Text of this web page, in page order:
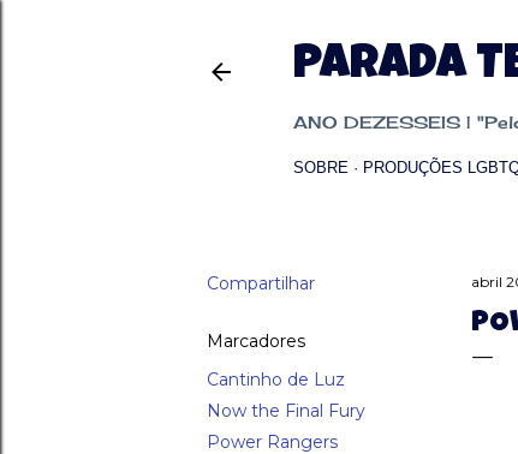
PARADA
ANO DEZESSEIS |
SOBRE PRODUÇÕES
Compartilhar
Marcadores
Cantinho de Luz
Now the Final Fury
Power Rangers
abril